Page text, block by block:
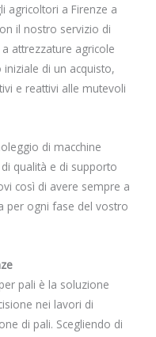
agricoltori a Firenze a
il nostro servizio di
attrezzature agricole
iniziale di un acquisto,
e reattivi alle mutevoli
di macchine
qualità e di supporto
così di avere sempre a
per ogni fase del vostro
pali è la soluzione
nei lavori di
di pali. Scegliendo di